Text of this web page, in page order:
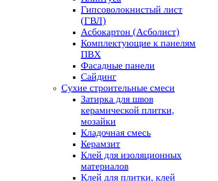
Гипсоволокнистый лист
(ГВЛ)
Асбокартон (Асболист)
Комплектующие к панелям
ПВХ
Фасадные панели
Сайдинг
Сухие строительные смеси
Затирка для швов
керамической плитки,
мозайки
Кладочная смесь
Керамзит
Клей для изоляционных
материалов
Клей для плитки, клей